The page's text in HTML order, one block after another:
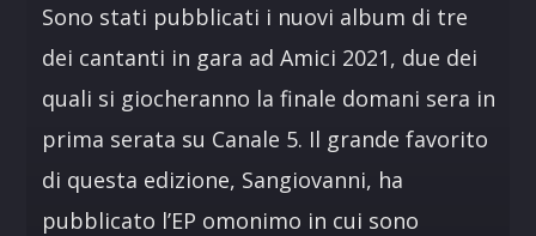
Sono stati pubblicati i nuovi album di tre
dei cantanti in gara ad Amici 2021, due dei
quali si giocheranno la finale domani sera in
prima serata su Canale 5. Il grande favorito
di questa edizione, Sangiovanni, ha
pubblicato l’EP omonimo in cui sono